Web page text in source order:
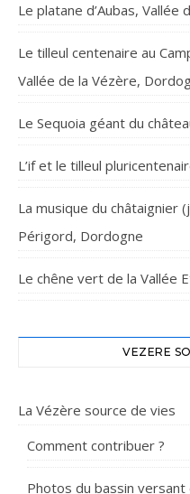
Le platane d’Aubas, Vallée
Le tilleul centenaire au
Vallée de la Vézère,
Le Sequoia géant du
L’if et le tilleul
La musique du châtaignier
Périgord, Dordogne
Le chêne vert de la Vallée
VEZERE
La Vézère source de vies
Comment contribuer ?
Photos du bassin versant